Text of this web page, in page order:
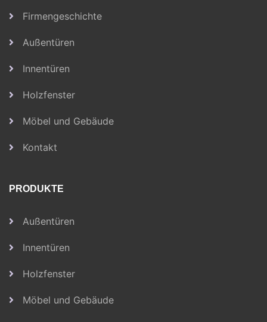
Firmengeschichte
Außentüren
Innentüren
Holzfenster
Möbel und Gebäude
Kontakt
PRODUKTE
Außentüren
Innentüren
Holzfenster
Möbel und Gebäude